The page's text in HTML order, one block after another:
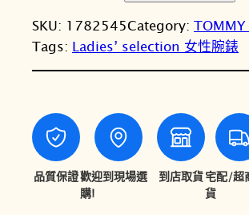
N
T
$
,
9
0
m
m
y
H
l
f
g
SKU: 1782545Category: TOMMY
Tags: Ladies’ selection 女性腕錶
品質保證歡迎到現場選
購!
到店取貨宅配/超
貨